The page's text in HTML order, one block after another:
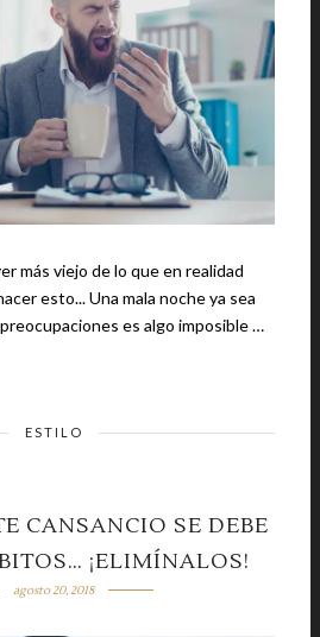
más viejo de lo que en realidad
mala noche ya sea
es algo imposible …
ESTILO
CANSANCIO SE DEBE
¡ELIMÍNALOS!
agosto 20, 2018